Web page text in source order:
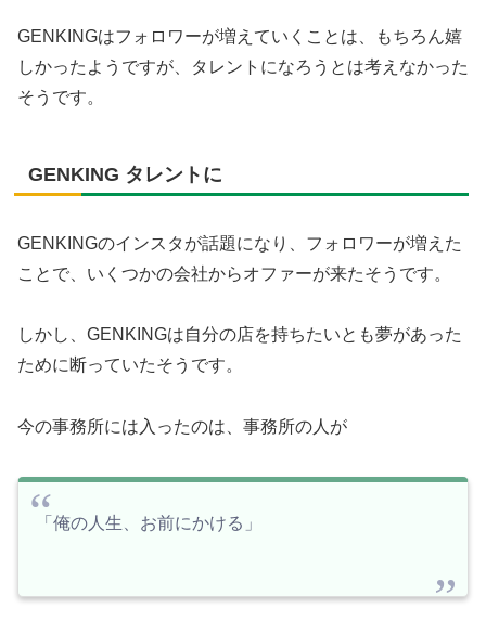
GENKINGはフォロワーが増えていくことは、もちろん嬉
しかったようですが、タレントになろうとは考えなかった
そうです。
GENKING タレントに
GENKINGのインスタが話題になり、フォロワーが増えた
ことで、いくつかの会社からオファーが来たそうです。
しかし、GENKINGは自分の店を持ちたいとも夢があった
ために断っていたそうです。
今の事務所には入ったのは、事務所の人が
「俺の人生、お前にかける」